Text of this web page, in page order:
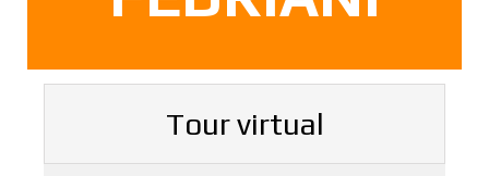
Tour virtual